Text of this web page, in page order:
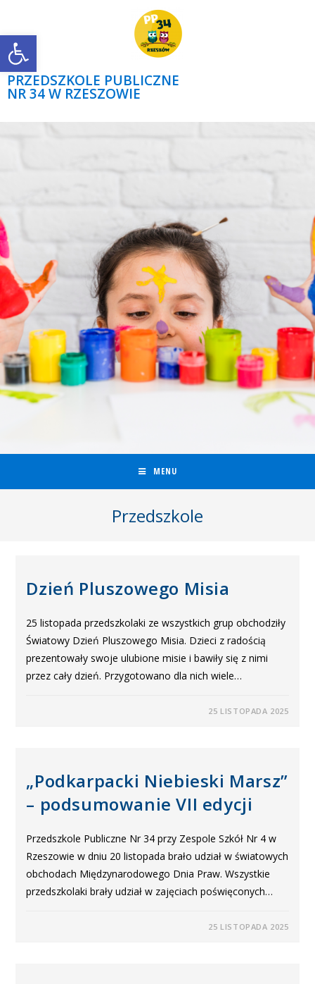
Open toolbar
PRZEDSZKOLE PUBLICZNE
NR 34 W RZESZOWIE
MENU
Przedszkole
Dzień Pluszowego Misia
25 listopada przedszkolaki ze wszystkich grup obchodziły
Światowy Dzień Pluszowego Misia. Dzieci z radością
prezentowały swoje ulubione misie i bawiły się z nimi
przez cały dzień. Przygotowano dla nich wiele…
25 LISTOPADA 2025
„Podkarpacki Niebieski Marsz”
– podsumowanie VII edycji
Przedszkole Publiczne Nr 34 przy Zespole Szkół Nr 4 w
Rzeszowie w dniu 20 listopada brało udział w światowych
obchodach Międzynarodowego Dnia Praw. Wszystkie
przedszkolaki brały udział w zajęciach poświęconych…
25 LISTOPADA 2025